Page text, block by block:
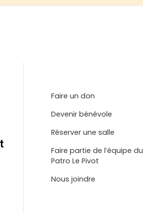
Faire un don
Devenir bénévole
Réserver une salle
Faire partie de l’équipe du
Patro Le Pivot
Nous joindre